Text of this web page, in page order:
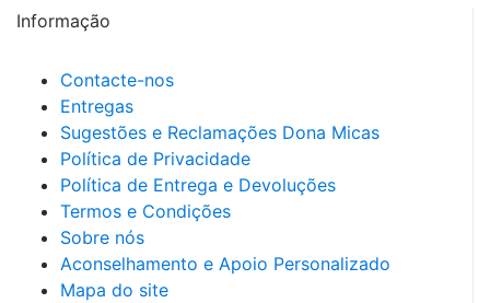
Informação
Contacte-nos
Entregas
Sugestões e Reclamações Dona Micas
Política de Privacidade
Política de Entrega e Devoluções
Termos e Condições
Sobre nós
Aconselhamento e Apoio Personalizado
Mapa do site